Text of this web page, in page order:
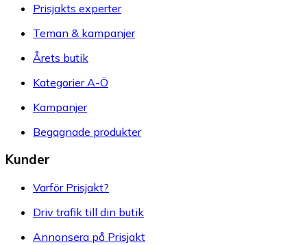
Prisjakts experter
Teman & kampanjer
Årets butik
Kategorier A-Ö
Kampanjer
Begagnade produkter
Kunder
Varför Prisjakt?
Driv trafik till din butik
Annonsera på Prisjakt